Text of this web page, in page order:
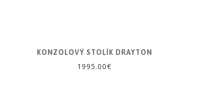
KONZOLOVÝ STOLÍK DRAYTON
1995.00€